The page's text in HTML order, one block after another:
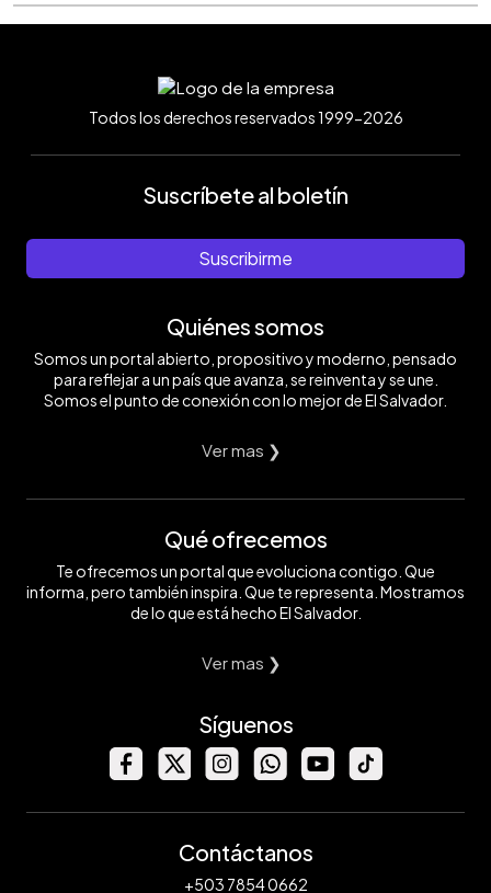
Todos los derechos reservados 1999-2026
Suscríbete al boletín
Suscribirme
Quiénes somos
Somos un portal abierto, propositivo y moderno, pensado
para reflejar a un país que avanza, se reinventa y se une.
Somos el punto de conexión con lo mejor de El Salvador.
Ver mas ❯
Qué ofrecemos
Te ofrecemos un portal que evoluciona contigo. Que
informa, pero también inspira. Que te representa. Mostramos
de lo que está hecho El Salvador.
Ver mas ❯
Síguenos
Contáctanos
+503 7854 0662